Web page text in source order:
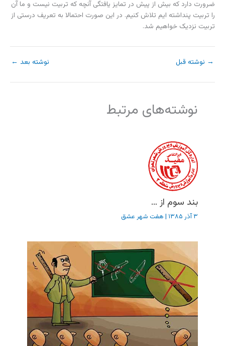
ضرورت دارد که بیش از پیش در تمایز یافتگی آنچه که تربیت نیست و ما آن
را تربیت پنداشته ایم تلاش کنیم. در این صورت احتمالا به تعریف درستی از
تربیت نزدیک خواهیم شد.
→ نوشته قبل نوشته بعد ←
نوشته‌های مرتبط
بند سوم از …
۳ آذر ۱۳۸۵ | هفت شهر عشق